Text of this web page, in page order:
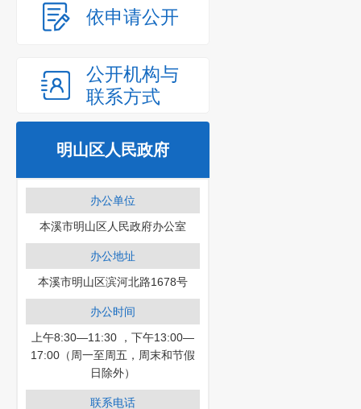
依申请公开
公开机构与
联系方式
明山区人民政府
办公单位
本溪市明山区人民政府办公室
办公地址
本溪市明山区滨河北路1678号
办公时间
上午8:30—11:30 ，下午13:00—
17:00（周一至周五，周末和节假
日除外）
联系电话